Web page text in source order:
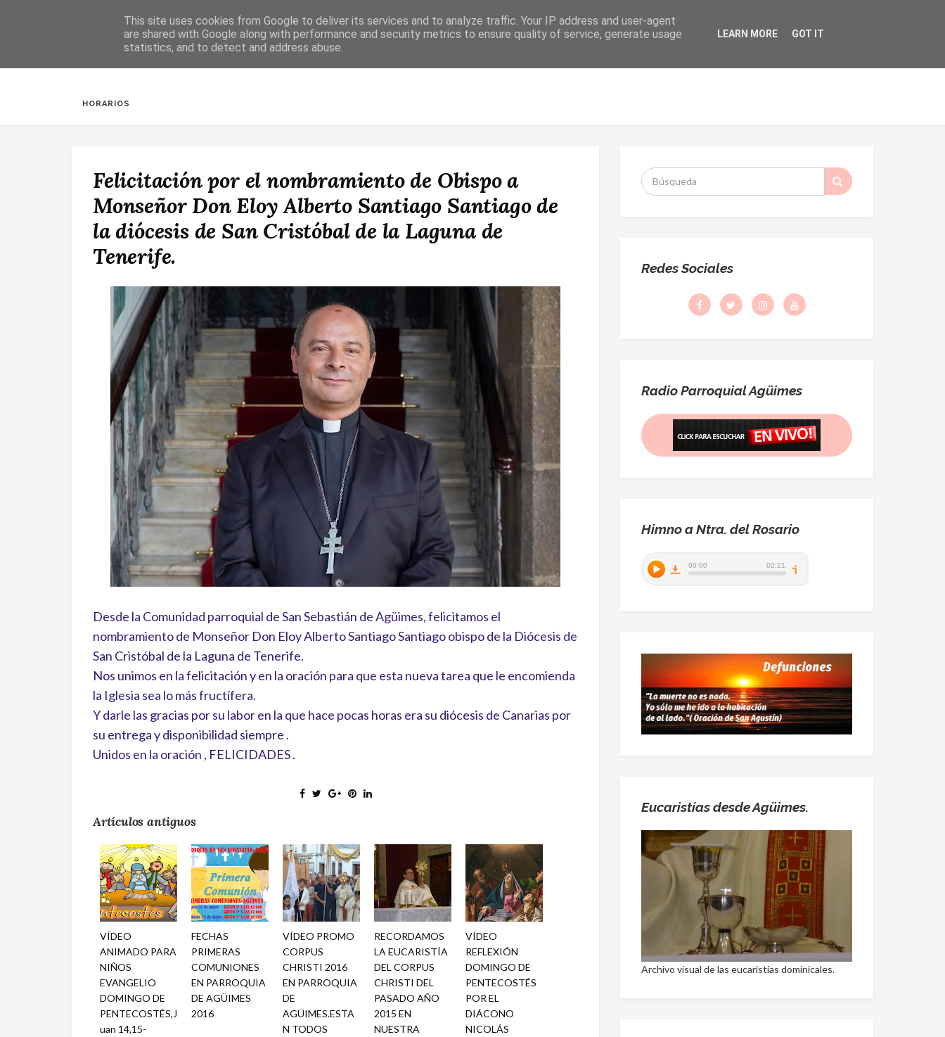
HORARIOS
Felicitación por el nombramiento de Obispo a
Monseñor Don Eloy Alberto Santiago Santiago de
la diócesis de San Cristóbal de la Laguna de
Tenerife.
Desde la Comunidad parroquial de San Sebastián de Agüimes, felicitamos el
nombramiento de Monseñor Don Eloy Alberto Santiago Santiago obispo de la Diócesis de
San Cristóbal de la Laguna de Tenerife.
Nos unimos en la felicitación y en la oración para que esta nueva tarea que le encomienda
la Iglesia sea lo más fructífera.
Y darle las gracias por su labor en la que hace pocas horas era su diócesis de Canarias por
su entrega y disponibilidad siempre .
Unidos en la oración , FELICIDADES .
Artículos antiguos
VÍDEO
ANIMADO PARA
NIÑOS
EVANGELIO
DOMINGO DE
PENTECOSTÉS,J
uan 14,15-
FECHAS
PRIMERAS
COMUNIONES
EN PARROQUIA
DE AGÜIMES
2016
VÍDEO PROMO
CORPUS
CHRISTI 2016
EN PARROQUIA
DE
AGÜIMES.ESTA
N TODOS
RECORDAMOS
LA EUCARISTÍA
DEL CORPUS
CHRISTI DEL
PASADO AÑO
2015 EN
NUESTRA
VÍDEO
REFLEXIÓN
DOMINGO DE
PENTECOSTÉS
POR EL
DIÁCONO
NICOLÁS
S
:
Redes Sociales
Radio Parroquial Agüimes
Himno a Ntra. del Rosario
Eucaristías desde Agüimes.
Archivo visual de las eucaristías dominicales.
This site uses cookies from Google to deliver its services and to analyze traffic. Your IP address and user-agent
are shared with Google along with performance and security metrics to ensure quality of service, generate usage
statistics, and to detect and address abuse.
LEARN MORE GOT IT